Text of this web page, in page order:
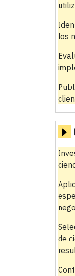
los
de